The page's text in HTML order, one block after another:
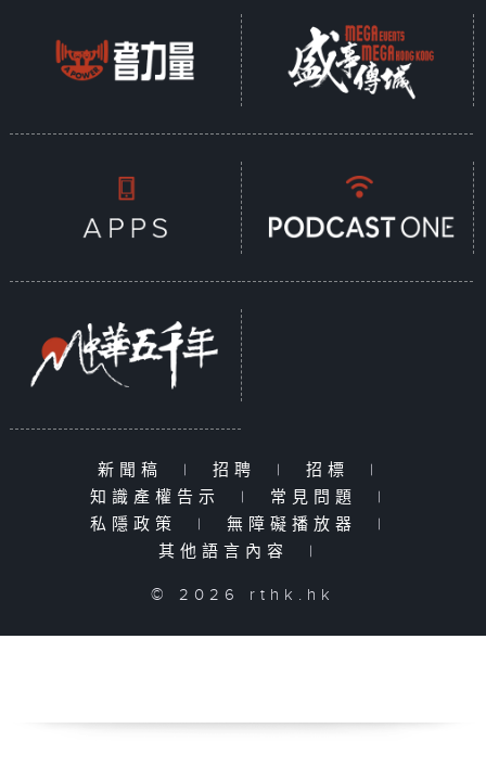
新聞稿 | 招聘 | 招標
|
知識產權告示
| 常見問題
|
私隱政策
| 無障礙播放器
|
其他語言內容
|
© 2026 rthk.hk